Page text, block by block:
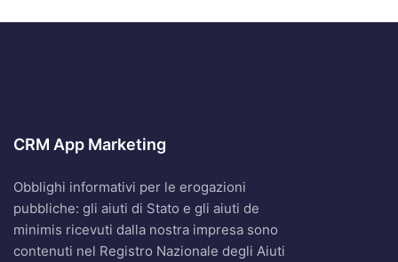
CRM App Marketing
Obblighi informativi per le erogazioni
pubbliche: gli aiuti di Stato e gli aiuti de
minimis ricevuti dalla nostra impresa sono
contenuti nel Registro Nazionale degli Aiuti